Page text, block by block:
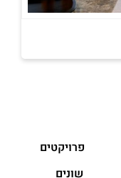
פרויקטים
שונים